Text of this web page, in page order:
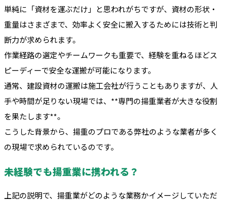
単純に「資材を運ぶだけ」と思われがちですが、資材の形状・
重量はさまざまで、効率よく安全に搬入するためには技術と判
断力が求められます。
作業経路の選定やチームワークも重要で、経験を重ねるほどス
ピーディーで安全な運搬が可能になります。
通常、建設資材の運搬は施工会社が行うこともありますが、人
手や時間が足りない現場では、**専門の揚重業者が大きな役割
を果たします**。
こうした背景から、揚重のプロである弊社のような業者が多く
の現場で求められているのです。
未経験でも揚重業に携われる？
上記の説明で、揚重業がどのような業務かイメージしていただ